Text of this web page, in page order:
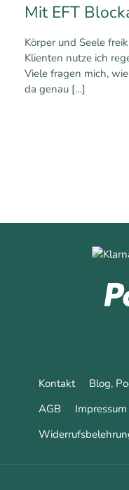
Mit EFT
Körper und Seele
Klienten nutze ich
Viele fragen mich,
da genau […]
Kontakt Blog,
AGB
Impressum